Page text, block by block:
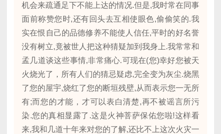
机会来疏通足下不能上达的情况.但是,我时常在同事
面前称赞您时,还有回头去互相使眼色,偷偷笑的.我
实在恨自己的品德修养不能使人信任,平时的好名誉
没有树立,竟被世人把这种猜疑加到我身上.我常常和
孟几道谈这些事情,非常痛心.可现在(您)幸好您被天
火烧光了，所有人们的猜忌疑虑,完全变为灰尘.烧黑
了您的屋宇,烧红了您的断垣残壁,从而表示您一无所
有;而您的才能，才可以表白清楚,再不被谣言所污
染.您的真相显露了.这是火神菩萨保佑您啦!这样看
来,我和几道十年来对您的了解,还比不上这次火灾一